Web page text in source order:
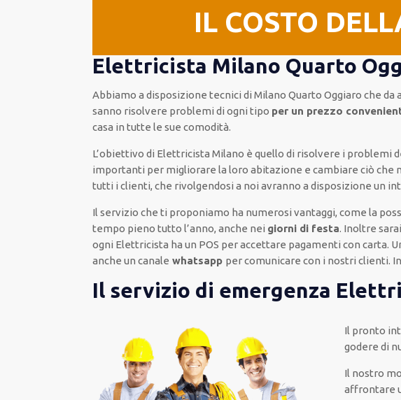
IL COSTO
Elettricista Milano Quarto
Abbiamo a disposizionetecnici di Milano Quarto Oggiaro che da
sanno risolvere problemi di ogni tipo per un prezzo
casa in tutte le sue comodità.
L’obiettivo di Elettricista Milano è quello di risolvere i problemi
importanti per migliorare la loro abitazione e cambiare ciò che
tutti i clienti, che rivolgendosi a noi avranno a disposizione un
Il servizio che ti proponiamo ha numerosi vantaggi, come la
tempo pieno tutto l’anno, anche nei giorni di festa. Inoltre
ogni Elettricista haun POS per accettare pagamenticon carta.
anche uncanale whatsapp per comunicare con i nostri clienti.
Il servizio di emergenza
Il pronto
godere di
Il nostro
affrontare